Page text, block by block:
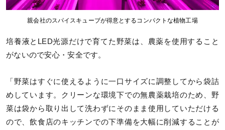
親会社のスパイスキューブが得意とするコンパクトな植物工場
培養液とLED光源だけで育てた野菜は、農薬を使用すること
がないので安心・安全です。
「野菜はすぐに使えるように一口サイズに調整してから袋詰
めしています。クリーンな環境下での無農薬栽培のため、野
菜は袋から取り出して洗わずにそのまま使用していただける
ので、飲食店のキッチンでの下準備を大幅に削減することが